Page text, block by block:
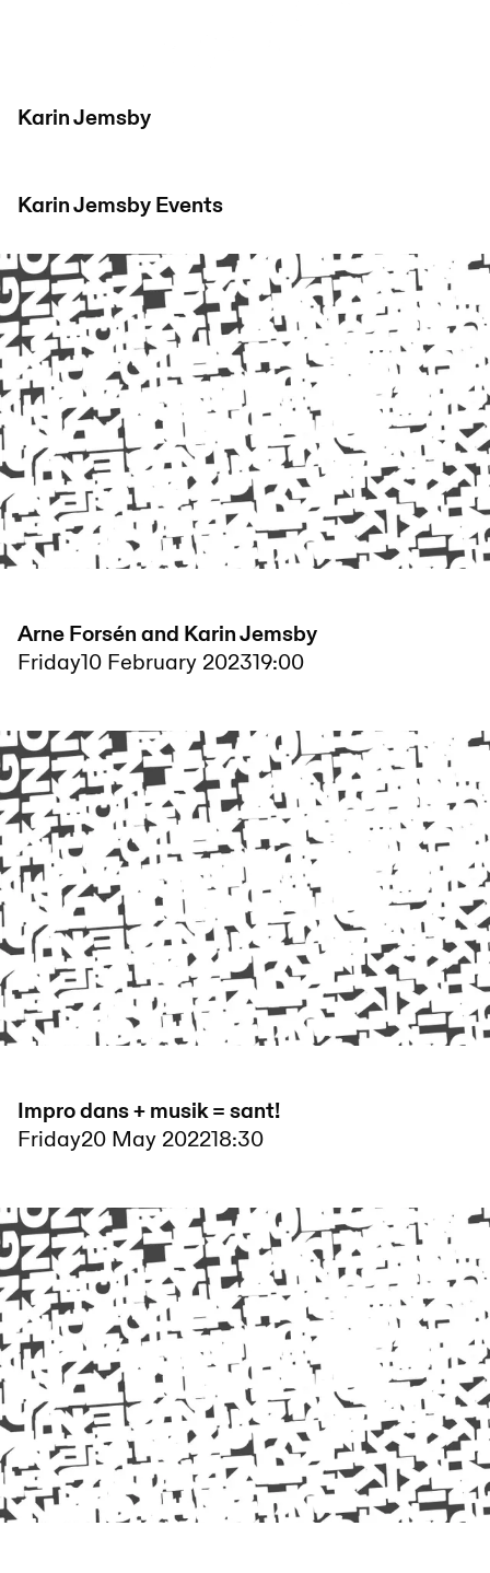
Karin Jemsby
Karin JemsbyEvents
Arne Forsén and Karin Jemsby
Friday10 February 202319:00
Impro dans + musik = sant!
Friday20 May 202218:30